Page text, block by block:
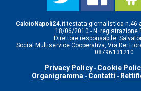
CalcioNapoli24.ittestata giornalistica n.46
18/06/2010 - N. registrazione
Direttore responsabile:
Social Multiservice Cooperativa, Via Dei
08796131210
Privacy Policy - Cookie
Organigramma - Contatti -